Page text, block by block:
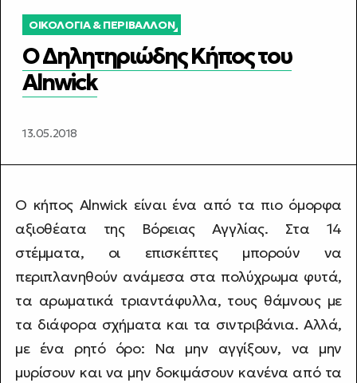
ΟΙΚΟΛΟΓΊΑ & ΠΕΡΙΒΆΛΛΟΝ
Ο Δηλητηριώδης Κήπος του
Alnwick
13.05.2018
Ο κήπος Alnwick είναι ένα από τα πιο όμορφα
αξιοθέατα της Βόρειας Αγγλίας. Στα 14
στέμματα, οι επισκέπτες μπορούν να
περιπλανηθούν ανάμεσα στα πολύχρωμα φυτά,
τα αρωματικά τριαντάφυλλα, τους θάμνους με
τα διάφορα σχήματα και τα σιντριβάνια. Αλλά,
με ένα ρητό όρο: Να μην αγγίξουν, να μην
μυρίσουν και να μην δοκιμάσουν κανένα από τα